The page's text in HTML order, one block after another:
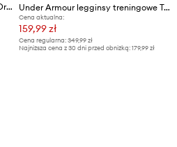
Salewa legginsy sportowe Pedroc Dry Responsive Under Armour legginsy treningowe Train
Cena aktualna:
159,99 zł
Cena regularna: 349,99 zł
Najniższa cena z 30 dni przed obniżką: 179,99 zł